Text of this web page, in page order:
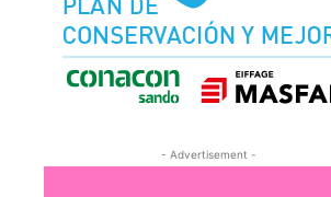
- Advertisement -